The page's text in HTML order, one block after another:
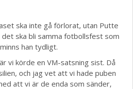
ska inte gå förlorat, utan Putte
det ska bli samma fotbollsfest som
han tydligt.
vi körde en VM-satsning sist. Då
och jag vet att vi hade puben
att vi är de enda som sänder,